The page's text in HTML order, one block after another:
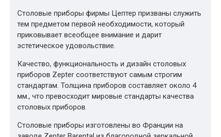
Столовые приборы фирмы Цептер призваны служить
тем предметом первой необходимости, который
приковывает всеобщее внимание и дарит
эстетическое удовольствие.
Качество, функциональность и дизайн столовых
приборов Zepter соответствуют самым строгим
стандартам. Толщина приборов составляет около 4
мм., что превосходит мировые стандарты качества
столовых приборов.
Столовые приборы изготовлены во Франции на